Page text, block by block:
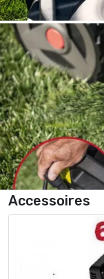
Accessoires